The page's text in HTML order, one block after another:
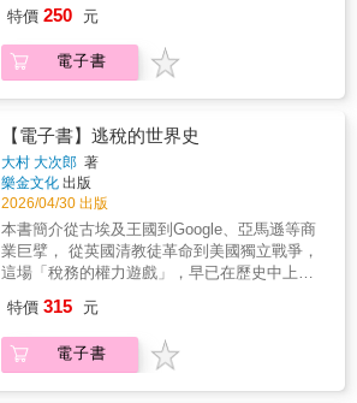
的你：‧業務銷售員想掌握商談主控權、讓客戶
在對話中不斷累積「YES」回應的你。‧行銷企
劃與店長透過色彩心理學（如網購按鈕用綠
業大量生產，想將「稀少性與限定性」轉化為
強大競爭優勢的你。‧對心理學有興趣的讀者想
看穿日常消費陷阱（如點數失效通知、免費試
用首月、吃到飽訂價），理性掌握自己錢包的
你。
足，都能以小搏大，大撈投機財與創新財。因
「博弈」的金錢統治階級。 本書細緻挖掘
近數十年陸續出土的金融檔案，包括銀行紀
錄、私人書信、媒體期刊、文學紀錄、口述歷
動魄的金融事件和擠兌風潮。引經據典，以文
集形式，補齊金融史洪流中散佚的拼圖，讀來
讓人處處拍案驚奇。★＿＿信用崩潰年代，被
遺忘的金融史，最荒謬的權錢交易！$ 為什
麼，公債也能被操作成投機商品？$ 為什麼，
國民政府會主動使用「假鈔」代替法定貨幣？
$ 為什麼，蔣介石北伐的經費，竟是沿路向銀
銀行家吐錢，強推失敗的幣制改革？$ 為什
麼，法幣與金圓券會在短期內接續崩盤？$ 為
什麼，中國史上第一批「菜籃族」會亢奮到家
破人亡？$ 為什麼，民國時期的上海銀行家會
其實都藏在「隨時間變化的資料」之中★東大
專家親授！第一本專為「商務實戰」打造的時
序分析漫畫教程。★拒絕死背公式！從 ARIMA
學會銷售分析、廣告成效評估與預算最佳化
Python 實作 × 商務情境 × 圖像化解說「數據
真的能預測未來嗎？」家電大廠資料分析師帶
你從零開始，把冰冷數據變成獲利決策！銷售
額增減、庫存變動、廣告成效……我們的身邊
充滿了「隨時間變化」的資料，但你懂得如何
利用它們嗎？ 時間序列分析，常被認為是困難
又抽象的統計領域，但其實，它正是解決現代
商務問題的關鍵工具本書透過有趣的家電大廠
列分析」，從最基礎的圖表化觀察，到進階的
ARIMA 模型建立，甚至連業界最關心的「廣告
延續效應」與「預算分配最佳化」都一次講清
特價 250 元
電子書
【電子書】逃稅的世界史
大村 大次郎 著
樂金文化 出版
2026/04/30 出版
本書簡介從古埃及王國到Google、亞馬遜等商
業巨擘， 從英國清教徒革命到美國獨立戰爭，
這場「稅務的權力遊戲」，早已在歷史中上演
共高級幹部，也都超討厭繳稅！◢為什麼有些
國家稅率再高，富人仍然能「合法少繳」？為
何全世界都是「避稅天堂」的受害者？兩千多
特價 315 元
電子書